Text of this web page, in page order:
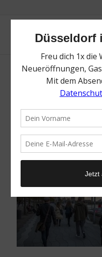
Deine AR Tour